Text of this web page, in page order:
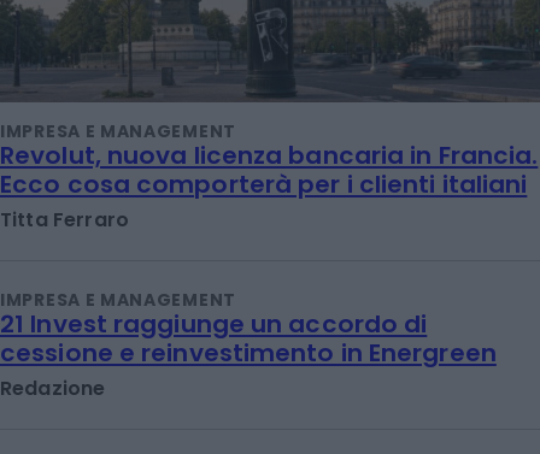
IMPRESA E MANAGEMENT
Revolut, nuova licenza bancaria in Francia.
Ecco cosa comporterà per i clienti italiani
Titta Ferraro
IMPRESA E MANAGEMENT
21 Invest raggiunge un accordo di
cessione e reinvestimento in Energreen
Redazione